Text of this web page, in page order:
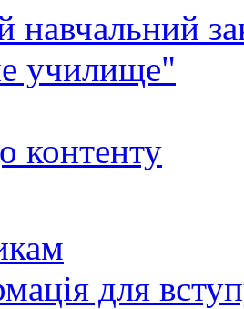
училище"
контенту
для